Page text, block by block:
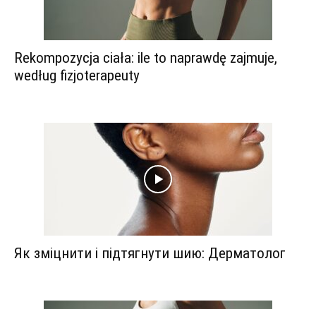
Rekompozycja ciała: ile to naprawdę zajmuje,
według fizjoterapeuty
Як зміцнити і підтягнути шию: Дерматолог